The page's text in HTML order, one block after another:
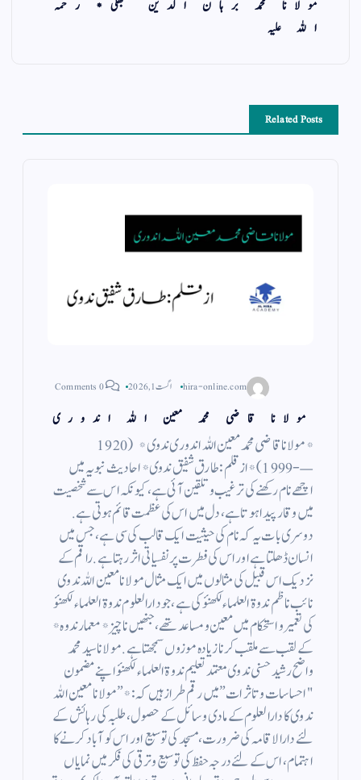
مولانا محمد برہان الدین سنبھلی* رحمہ
اللہ علیہ
Related Posts
hira-online.com اگست 1, 2026 0 Comments
مولانا قاضی محمد معین اللہ اندوری
*مولانا قاضی محمد معین اللہ اندوری ندوی* ( 1920
—- 1999 ) *از قلم : طارق شفیق ندوی* احادیث نبویہ میں
اچھے نام رکھنے کی ترغیب و تلقین آئی ہے، کیونکہ اس سے شخصیت
میں وقار پیدا ہوتا ہے، دل میں اس کی عظمت قائم ہوتی ہے.
دوسری بات یہ کہ نام کی حیثیت ایک قالب کی سی ہے، جس میں
انسان ڈھلتا ہے اور اس کی فطرت پر نفسیاتی اثر رہتا ہے. راقم کے
نزدیک اس قبیل کی مثالوں میں ایک مثال مولانا معین اللہ ندوی
نائب ناظم ندوۃ العلماء لکھنؤ کی ہے، جو دارالعلوم ندوۃ العلماء لکھنؤ
کی تعمیر و استحکام میں معین و مساعد تھے، جنھیں ناچیز *معمار ندوہ*
کے لقب سے ملقب کرنا زیادہ موزوں سمجھتا ہے. مولانا سید محمد
واضح رشید حسنی ندوی معتمد تعلیم ندوۃ العلماء لکھنؤ اپنے مضمون
"احساسات و تاثرات” میں رقم طراز ہیں کہ: *”مولانا معین اللہ
ندوی کا دارالعلوم کے مادی وسائل کے حصول، طلبہ کی رہائش کے
لئے دارالاقامہ کی ضرورت، مسجد کی توسیع اور اس کو آباد کرنے کا
اہتمام ، اس کے لئے درجہ حفظ کی توسیع و ترقی کی فکر میں نمایاں